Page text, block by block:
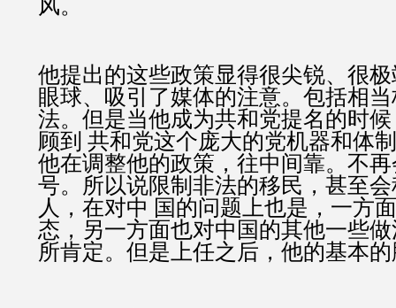
风。
他提出的这些政策显得很尖锐、很
眼球、吸引了媒体的注意。包括相
法。但是当他成为共和党提名的时
顾到 共和党这个庞大的党机器和体
他在调整他的政策，往中间靠。不
号。所以说限制非法的移民，甚至
人，在对中 国的问题上也是，一方
态，另一方面也对中国的其他一些
所肯定。但是上任之后，他的基本